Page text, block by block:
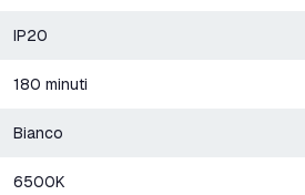
IP20
180 minuti
Bianco
6500K